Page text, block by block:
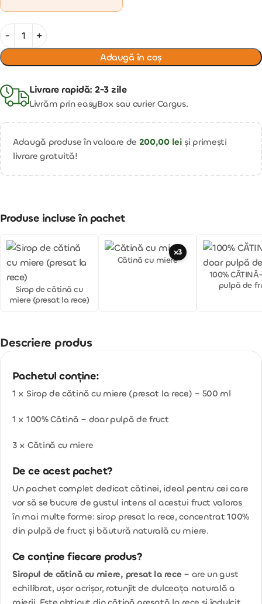
Adaugă în coș
Livrare rapidă: 2-3 zile
Livrăm prin easyBox sau curier Cargus.
Adaugă produse în valoare de 200,00 lei și primești
livrare gratuită!
Produse incluse în pachet
Sirop de cătină cu
miere (presat la rece)
x3
Cătină cu miere
100%
pulpă de
Descriere produs
Pachetul conține:
1 x Sirop de cătină cu miere (presat la rece) – 500 ml
1 x 100% Cătină – doar pulpă de fruct
3 x Cătină cu miere
De ce acest pachet?
Un pachet complet dedicat cătinei, ideal pentru cei care
vor să se bucure de gustul intens al acestui fruct valoros
în mai multe forme: sirop presat la rece, concentrat 100%
din pulpă de fruct și băutură naturală cu miere.
Ce conține fiecare produs?
Siropul de cătină cu miere, presat la rece – are un gust
echilibrat, ușor acrișor, rotunjit de dulceața naturală a